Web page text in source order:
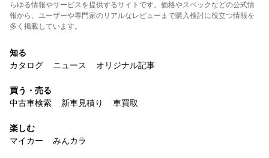
らゆる情報やサービスを提供するサイトです。価格やスペックなどの公式情
報から、ユーザーや専門家のリアルなレビューまで購入検討に役立つ情報を
多く掲載しています。
知る
カタログ
ニュース オリジナル記事
買う・売る
中古車検索
新車見積り 車買取
楽しむ
マイカー
みんカラ